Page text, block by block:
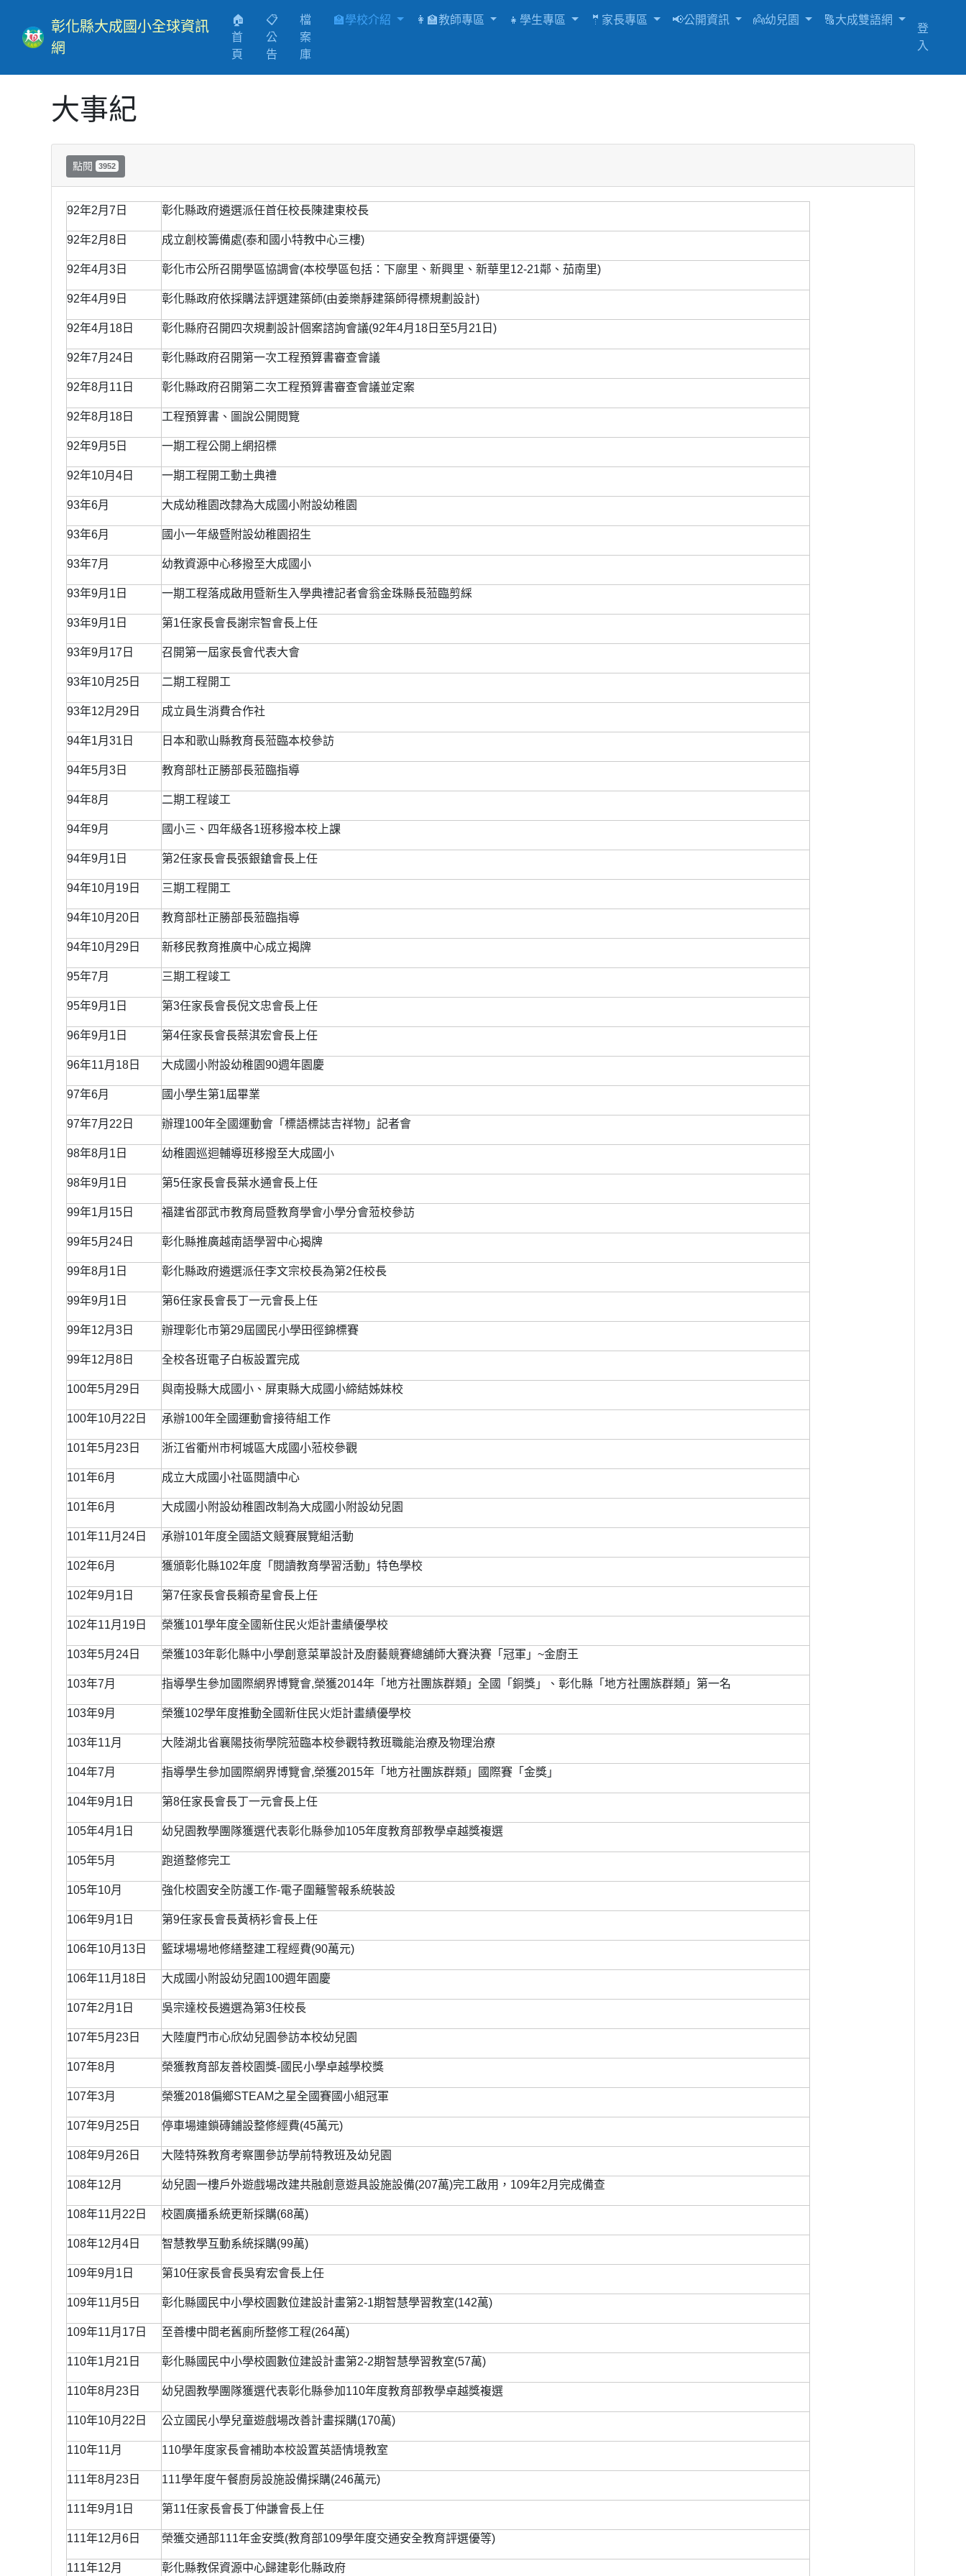
彰化縣大成國小全球資訊
網
🏠
首
頁 (current)
📋
公
告
檔
案
庫
🏫學校介紹 👩‍🏫教師專區 👧學生專區 🤵家長專區 📢公開資訊 👼幼兒園 🔠大成雙語網
登
入
大事紀
點閱 3952
92年2月7日 彰化縣政府遴選派任首任校長陳建東校長
92年2月8日 成立創校籌備處(泰和國小特教中心三樓)
92年4月3日 彰化市公所召開學區協調會(本校學區包括：下廍里、新興里、新華里12-21鄰、茄南里)
92年4月9日 彰化縣政府依採購法評選建築師(由姜樂靜建築師得標規劃設計)
92年4月18日 彰化縣府召開四次規劃設計個案諮詢會議(92年4月18日至5月21日)
92年7月24日 彰化縣政府召開第一次工程預算書審查會議
92年8月11日 彰化縣政府召開第二次工程預算書審查會議並定案
92年8月18日 工程預算書、圖說公開閱覽
92年9月5日 一期工程公開上網招標
92年10月4日 一期工程開工動土典禮
93年6月 大成幼稚園改隸為大成國小附設幼稚園
93年6月 國小一年級暨附設幼稚園招生
93年7月 幼教資源中心移撥至大成國小
93年9月1日 一期工程落成啟用暨新生入學典禮記者會翁金珠縣長蒞臨剪綵
93年9月1日 第1任家長會長謝宗智會長上任
93年9月17日 召開第一屆家長會代表大會
93年10月25日 二期工程開工
93年12月29日 成立員生消費合作社
94年1月31日 日本和歌山縣教育長蒞臨本校參訪
94年5月3日 教育部杜正勝部長蒞臨指導
94年8月 二期工程竣工
94年9月 國小三、四年級各1班移撥本校上課
94年9月1日 第2任家長會長張銀鎗會長上任
94年10月19日 三期工程開工
94年10月20日 教育部杜正勝部長蒞臨指導
94年10月29日 新移民教育推廣中心成立揭牌
95年7月 三期工程竣工
95年9月1日 第3任家長會長倪文忠會長上任
96年9月1日 第4任家長會長蔡淇宏會長上任
96年11月18日 大成國小附設幼稚園90週年園慶
97年6月 國小學生第1屆畢業
97年7月22日 辦理100年全國運動會「標語標誌吉祥物」記者會
98年8月1日 幼稚園巡迴輔導班移撥至大成國小
98年9月1日 第5任家長會長葉水通會長上任
99年1月15日 福建省邵武市教育局暨教育學會小學分會蒞校參訪
99年5月24日 彰化縣推廣越南語學習中心揭牌
99年8月1日 彰化縣政府遴選派任李文宗校長為第2任校長
99年9月1日 第6任家長會長丁一元會長上任
99年12月3日 辦理彰化市第29屆國民小學田徑錦標賽
99年12月8日 全校各班電子白板設置完成
100年5月29日 與南投縣大成國小、屏東縣大成國小締結姊妹校
100年10月22日 承辦100年全國運動會接待組工作
101年5月23日 浙江省衢州市柯城區大成國小蒞校參觀
101年6月 成立大成國小社區閱讀中心
101年6月 大成國小附設幼稚園改制為大成國小附設幼兒園
101年11月24日 承辦101年度全國語文競賽展覽組活動
102年6月 獲頒彰化縣102年度「閱讀教育學習活動」特色學校
102年9月1日 第7任家長會長賴奇星會長上任
102年11月19日 榮獲101學年度全國新住民火炬計畫績優學校
103年5月24日 榮獲103年彰化縣中小學創意菜單設計及廚藝競賽總舖師大賽決賽「冠軍」~金廚王
103年7月 指導學生參加國際網界博覽會,榮獲2014年「地方社團族群類」全國「銅獎」、彰化縣「地方社團族群類」第一名
103年9月 榮獲102學年度推動全國新住民火炬計畫績優學校
103年11月 大陸湖北省襄陽技術學院蒞臨本校參觀特教班職能治療及物理治療
104年7月 指導學生參加國際網界博覽會,榮獲2015年「地方社團族群類」國際賽「金獎」
104年9月1日 第8任家長會長丁一元會長上任
105年4月1日 幼兒園教學團隊獲選代表彰化縣參加105年度教育部教學卓越獎複選
105年5月 跑道整修完工
105年10月 強化校園安全防護工作-電子圍籬警報系統裝設
106年9月1日 第9任家長會長黃柄衫會長上任
106年10月13日 籃球場場地修繕整建工程經費(90萬元)
106年11月18日 大成國小附設幼兒園100週年園慶
107年2月1日 吳宗達校長遴選為第3任校長
107年5月23日 大陸廈門市心欣幼兒園參訪本校幼兒園
107年8月 榮獲教育部友善校園獎-國民小學卓越學校獎
107年3月 榮獲2018偏鄉STEAM之星全國賽國小組冠軍
107年9月25日 停車場連鎖磚鋪設整修經費(45萬元)
108年9月26日 大陸特殊教育考察團參訪學前特教班及幼兒園
108年12月 幼兒園一樓戶外遊戲場改建共融創意遊具設施設備(207萬)完工啟用，109年2月完成備查
108年11月22日 校園廣播系統更新採購(68萬)
108年12月4日 智慧教學互動系統採購(99萬)
109年9月1日 第10任家長會長吳宥宏會長上任
109年11月5日 彰化縣國民中小學校園數位建設計畫第2-1期智慧學習教室(142萬)
109年11月17日 至善樓中間老舊廁所整修工程(264萬)
110年1月21日 彰化縣國民中小學校園數位建設計畫第2-2期智慧學習教室(57萬)
110年8月23日 幼兒園教學團隊獲選代表彰化縣參加110年度教育部教學卓越獎複選
110年10月22日 公立國民小學兒童遊戲場改善計畫採購(170萬)
110年11月 110學年度家長會補助本校設置英語情境教室
111年8月23日 111學年度午餐廚房設施設備採購(246萬元)
111年9月1日 第11任家長會長丁仲謙會長上任
111年12月6日 榮獲交通部111年金安獎(教育部109學年度交通安全教育評選優等)
111年12月 彰化縣教保資源中心歸建彰化縣政府